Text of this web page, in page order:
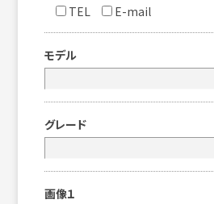
TEL
E-mail
モデル
グレード
画像１